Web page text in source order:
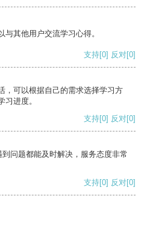
其他用户交流学习心得。
支持[0] 反对[0]
，可以根据自己的需求选择学习方
进度。
支持[0] 反对[0]
问题都能及时解决，服务态度非常
支持[0] 反对[0]